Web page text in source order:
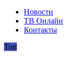
Новости
ТВ Онлайн
Контакты
Топ